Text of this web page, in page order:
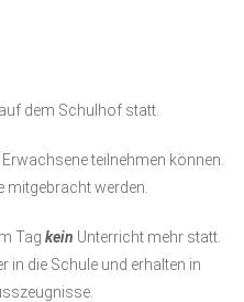
dem Schulhof statt.
teilnehmen können.
mitgebracht werden.
Tag kein Unterricht mehr statt.
in die Schule und erhalten in